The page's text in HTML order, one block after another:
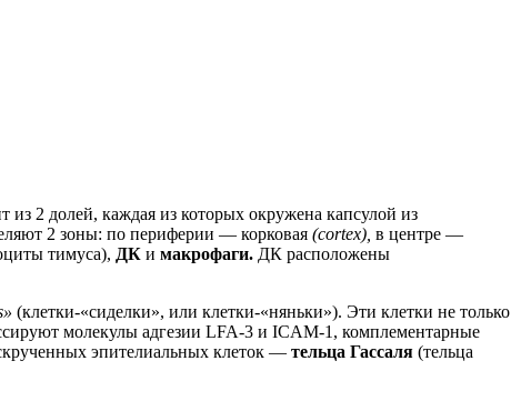
из 2 долей, каждая из которых окружена капсулой из
2 зоны: по периферии — корковая (cortex), в центре —
тимуса), ДК и макрофаги. ДК расположены
(клетки-«сиделки», или клетки-«няньки»). Эти клетки не только
молекулы адгезии LFA-3 и ICAM-1, комплементарные
эпителиальных клеток — тельца Гассаля (тельца